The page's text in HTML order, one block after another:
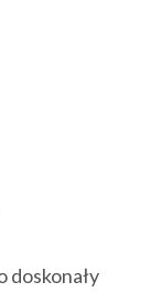
doskonały